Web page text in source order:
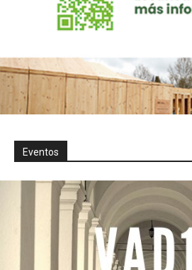
Eventos